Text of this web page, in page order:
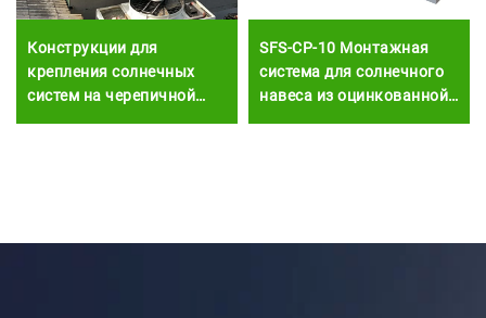
Конструкции для
крепления солнечных
систем на черепичной
SFS-CP-10 Монтажная
система для солнечного
навеса из оцинкованной